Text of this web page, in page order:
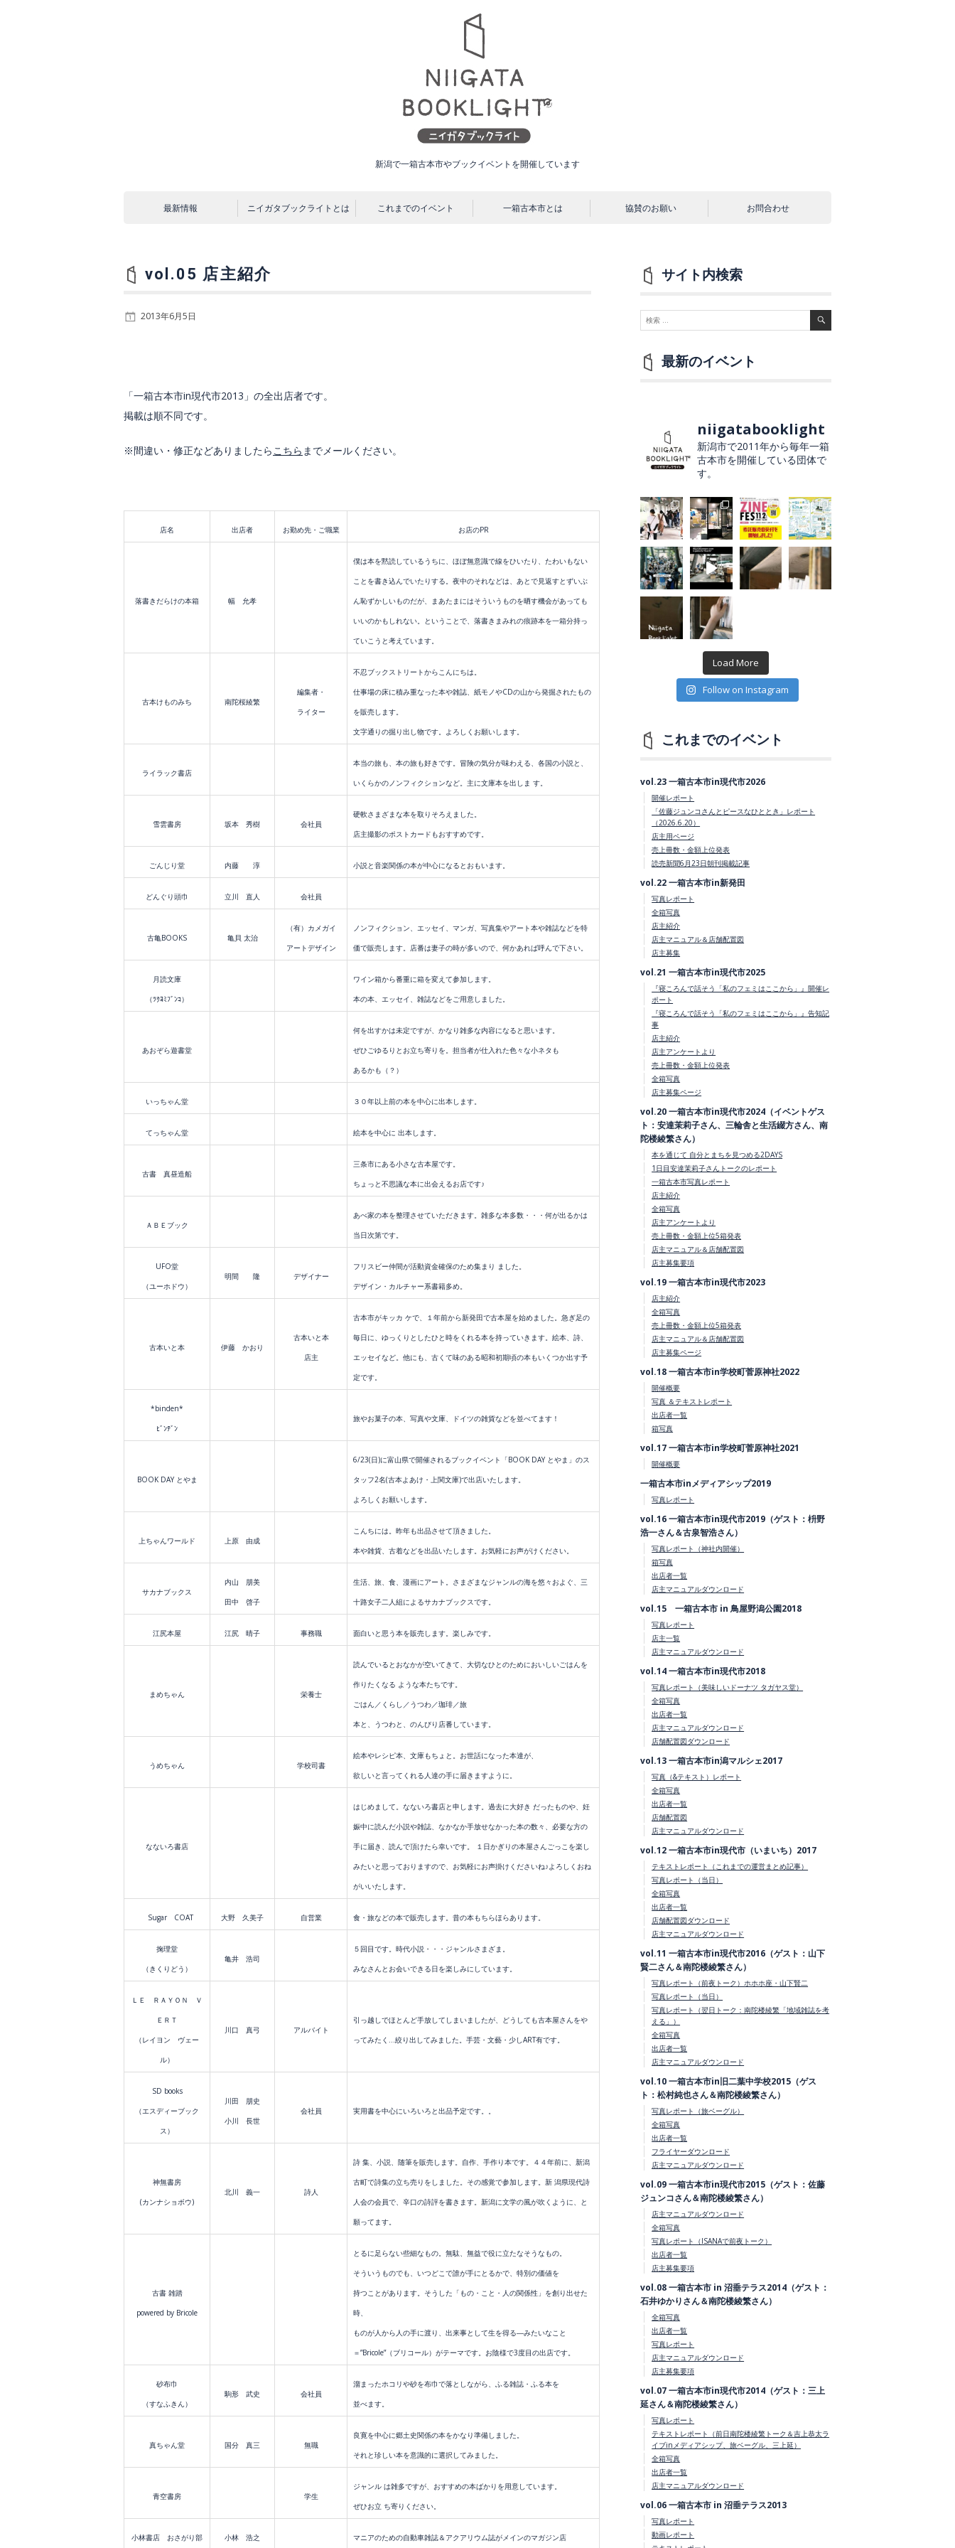
ク
ラ
ト
新潟で一箱古本市やブックイベントを開催しています
最新情報 ニイガタブックライトとは これまでのイベント 一箱古本市とは 協賛のお願い お問合わせ
vol.05 店主紹介
2013年6月5日
「一箱古本市in現代市2013」の全出店者です。
掲載は順不同です。
※間違い・修正などありましたら こちら までメールください。
店名 出店者 お勤め先・ご職業 お店のPR
落書きだらけの本箱 幅 允孝
僕は本を黙読しているうちに、ほぼ無意識で線をひいたり、たわいもない
ことを書き込んでいたりする。夜中のそれなどは、あとで見返すとずいぶ
ん恥ずかしいものだが、まあたまにはそういうものを晒す機会があっても
いいのかもしれない。ということで、落書きまみれの痕跡本を一箱分持っ
ていこうと考えています。
古本けものみち 南陀桜綾繁
編集者・
ライター
不忍ブックストリートからこんにちは。
仕事場の床に積み重なった本や雑誌、紙モノやCDの山から発掘されたもの
を販売します。
文字通りの掘り出し物です。よろしくお願いします。
ライラック書店
本当の旅も、本の旅も好きです。冒険の気分が味わえる、各国の小説と、
いくらかのノンフィクションなど。主に文庫本を出しま す。
雪雲書房 坂本 秀樹 会社員
硬軟さまざまな本を取りそろえました。
店主撮影のポストカードもおすすめです。
ごんじり堂 内藤 淳 小説と音楽関係の本が中心になるとおもいます。
どんぐり頭巾 立川 直人 会社員
古亀BOOKS 亀貝 太治
（有）カメガイ
アートデザイン
ノンフィクション、エッセイ、マンガ、写真集やアート本や雑誌などを特
価で販売します。店番は妻子の時が多いので、何かあれば呼んで下さい。
月読文庫
（ﾂｸﾖﾐﾌﾞﾝｺ）
ワイン箱から番重に箱を変えて参加します。
本の本、エッセイ、雑誌などをご用意しました。
あおぞら遊書堂
何を出すかは未定ですが、かなり雑多な内容になると思います。
ぜひごゆるりとお立ち寄りを。担当者が仕入れた色々な小ネタも
あるかも（？）
いっちゃん堂 ３０年以上前の本を中心に出本します。
てっちゃん堂 絵本を中心に 出本します。
古書 真昼造船
三条市にある小さな古本屋です。
ちょっと不思議な本に出会えるお店です♪
ＡＢＥブック
あべ家の本を整理させていただきます。雑多な本多数・・・何が出るかは
当日次第です。
UFO堂
（ユーホドウ）
明間 隆 デザイナー
フリスビー仲間が活動資金確保のため集まり ました。
デザイン・カルチャー系書籍多め。
古本いと本 伊藤 かおり
古本いと本
店主
古本市がキッカ ケで、１年前から新発田で古本屋を始めました。急ぎ足の
毎日に、ゆっくりとしたひと時をくれる本を持っていきます。絵本、詩、
エッセイなど。他にも、古くて味のある昭和初期頃の本もいくつか出す予
定です。
*binden*
ﾋﾞﾝﾃﾞﾝ
旅やお菓子の本、写真や文庫、ドイツの雑貨などを並べてます！
BOOK DAY とやま
6/23(日)に富山県で開催されるブックイベント「BOOK DAY とやま」のス
タッフ2名(古本よあけ・上関文庫)で出店いたします。
よろしくお願いします。
上ちゃんワールド 上原 由成
こんちには。昨年も出品させて頂きました。
本や雑貨、古着などを出品いたします。お気軽にお声がけください。
サカナブックス
内山 朋美
田中 啓子
生活、旅、食、漫画にアート。さまざまなジャンルの海を悠々およぐ、三
十路女子二人組によるサカナブックスです。
江尻本屋 江尻 晴子 事務職 面白いと思う本を販売します。楽しみです。
まめちゃん 栄養士
読んでいるとおなかが空いてきて、大切なひとのためにおいしいごはんを
作りたくなる ような本たちです。
ごはん／くらし／うつわ／珈琲／旅
本と、うつわと、のんびり店番しています。
うめちゃん 学校司書
絵本やレシピ本、文庫もちょと。お世話になった本達が、
欲しいと言ってくれる人達の手に届きますように。
なないろ書店
はじめまして。なないろ書店と申します。過去に大好き だったものや、妊
娠中に読んだ小説や雑誌、なかなか手放せなかった本の数々、必要な方の
手に届き、読んで頂けたら幸いです。 １日かぎりの本屋さんごっこを楽し
みたいと思っておりますので、お気軽にお声掛けくださいね♪よろしくおね
がいいたします。
Sugar COAT 大野 久美子 自営業 食・旅などの本で販売します。昔の本もちらほらあります。
掬理堂
（きくりどう）
亀井 浩司
５回目です。時代小説・・・ジャンルさまざま。
みなさんとお会いできる日を楽しみにしています。
ＬＥ ＲＡＹＯＮ Ｖ
ＥＲＴ
（レイヨン ヴェー
ル）
川口 真弓 アルバイト
引っ越しでほとんど手放してしまいましたが、どうしても古本屋さんをや
ってみたく…絞り出してみました。手芸・文藝・少しART有です。
SD books
（エスディーブック
ス）
川田 朋史
小川 長世
会社員 実用書を中心にいろいろと出品予定です。。
神無書房
(カンナショボウ)
北川 義一 詩人
詩 集、小説、随筆を販売します。自作、手作り本です。４４年前に、新潟
古町で詩集の立ち売りをしました。その感覚で参加します。新 潟県現代詩
人会の会員で、辛口の詩評を書きます。新潟に文学の風が吹くように、と
願ってます。
古書 雑踏
powered by Bricole
とるに足らない些細なもの。無駄、無益で役に立たなそうなもの。
そういうものでも、いつどこで誰が手にとるかで、特別の価値を
持つことがあります。そうした「もの・こと・人の関係性」を創り出せた
時、
ものが人から人の手に渡り、出来事として生を得る―みたいなこと
＝”Bricole”（ブリコール）がテーマです。お陰様で3度目の出店です。
砂布巾
（すなふきん）
駒形 武史 会社員
溜まったホコリや砂を布巾で落としながら、ふる雑誌・ふる本を
並べます。
真ちゃん堂 国分 真三 無職
良寛を中心に郷土史関係の本をかなり準備しました。
それと珍しい本を意識的に選択してみました。
青空書房 学生
ジャンル は雑多ですが、おすすめの本ばかりを用意しています。
ぜひお立 ち寄りください。
小林書店 おさがり部 小林 浩之 マニアのための自動車雑誌＆アクアリウム誌がメインのマガジン店
サイト内検索
最新のイベント
niigatabooklight
新潟市で2011年から毎年一箱
古本市を開催している団体で
す。
Load More
Follow on Instagram
これまでのイベント
vol.23 一箱古本市in現代市2026
開催レポート
「佐藤ジュンコさんとピースなひととき」レポート
（2026.6.20）
店主用ページ
売上冊数・金額上位発表
読売新聞6月23日朝刊掲載記事
vol.22 一箱古本市in新発田
写真レポート
全箱写真
店主紹介
店主マニュアル＆店舗配置図
店主募集
vol.21 一箱古本市in現代市2025
『寝ころんで話そう「私のフェミはここから」』開催レ
ポート
『寝ころんで話そう「私のフェミはここから」』告知記
事
店主紹介
店主アンケートより
売上冊数・金額上位発表
全箱写真
店主募集ページ
vol.20 一箱古本市in現代市2024（イベントゲス
ト：安達茉莉子さん、三輪舎と生活綴方さん、南
陀楼綾繁さん）
本を通じて 自分とまちを見つめる2DAYS
1日目安達茉莉子さんトークのレポート
一箱古本市写真レポート
店主紹介
全箱写真
店主アンケートより
売上冊数・金額上位5箱発表
店主マニュアル＆店舗配置図
店主募集要項
vol.19 一箱古本市in現代市2023
店主紹介
全箱写真
売上冊数・金額上位5箱発表
店主マニュアル＆店舗配置図
店主募集ページ
vol.18 一箱古本市in学校町菅原神社2022
開催概要
写真 ＆テキストレポート
出店者一覧
箱写真
vol.17 一箱古本市in学校町菅原神社2021
開催概要
一箱古本市inメディアシップ2019
写真レポート
vol.16 一箱古本市in現代市2019（ゲスト：枡野
浩一さん＆古泉智浩さん）
写真レポート（神社内開催）
箱写真
出店者一覧
店主マニュアルダウンロード
vol.15 一箱古本市 in 鳥屋野潟公園2018
写真レポート
店主一覧
店主マニュアルダウンロード
vol.14 一箱古本市in現代市2018
写真レポート（美味しいドーナツ タガヤス堂）
全箱写真
出店者一覧
店主マニュアルダウンロード
店舗配置図ダウンロード
vol.13 一箱古本市in潟マルシェ2017
写真（&テキスト）レポート
全箱写真
出店者一覧
店舗配置図
店主マニュアルダウンロード
vol.12 一箱古本市in現代市（いまいち）2017
テキストレポート（これまでの運営まとめ記事）
写真レポート（当日）
全箱写真
出店者一覧
店舗配置図ダウンロード
店主マニュアルダウンロード
vol.11 一箱古本市in現代市2016（ゲスト：山下
賢二さん＆南陀楼綾繁さん）
写真レポート（前夜トーク）ホホホ座・山下賢二
写真レポート（当日）
写真レポート（翌日トーク：南陀楼綾繁「地域雑誌を考
える」）
全箱写真
出店者一覧
店主マニュアルダウンロード
vol.10 一箱古本市in旧二葉中学校2015（ゲス
ト：松村純也さん＆南陀楼綾繁さん）
写真レポート（旅ベーグル）
全箱写真
出店者一覧
フライヤーダウンロード
店主マニュアルダウンロード
vol.09 一箱古本市in現代市2015（ゲスト：佐藤
ジュンコさん＆南陀楼綾繁さん）
店主マニュアルダウンロード
全箱写真
写真レポート（ISANAで前夜トーク）
出店者一覧
店主募集要項
vol.08 一箱古本市 in 沼垂テラス2014（ゲスト：
石井ゆかりさん＆南陀楼綾繁さん）
全箱写真
出店者一覧
写真レポート
店主マニュアルダウンロード
店主募集要項
vol.07 一箱古本市in現代市2014（ゲスト：三上
延さん＆南陀楼綾繁さん）
写真レポート
テキストレポート（前日南陀楼綾繁トーク＆吉上恭太ラ
イブinメディアシップ、旅ベーグル、三上延）
全箱写真
出店者一覧
店主マニュアルダウンロード
vol.06 一箱古本市 in 沼垂テラス2013
写真レポート
動画レポート